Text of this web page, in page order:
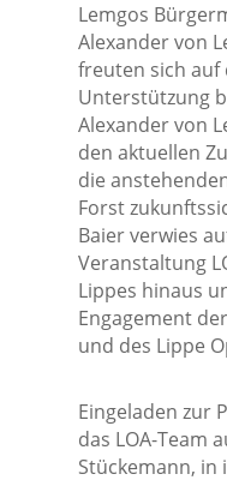
Lemgos
Alexander von
freuten sich auf
Unterstützung
Alexander von
den aktuellen
die
Forst
Baier verwies
Veranstaltung
Lippes hinaus
Engagement
und des Lippe
Eingeladen zur
das LOA-Team
Stückemann, in